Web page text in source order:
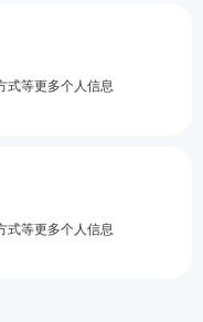
式等更多个人信息
式等更多个人信息